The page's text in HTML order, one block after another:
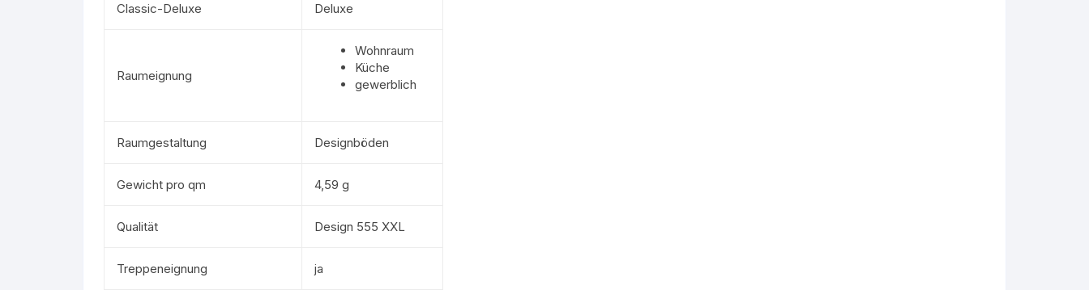
Classic-Deluxe Deluxe
Raumeignung
Wohnraum
Küche
gewerblich
Raumgestaltung Designböden
Gewicht pro qm 4,59 g
Qualität Design 555 XXL
Treppeneignung ja